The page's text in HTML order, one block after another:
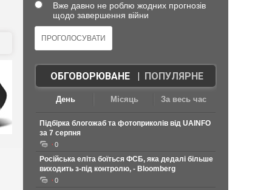
Вже давно не роблю жодних прогнозів
щодо завершення війни
ОБГОВОРЮВАНЕ| ПОПУЛЯРНЕ
День Місяць За весь час
Підбірка блогожаб та фотоприколів від UAINFO
за 7 серпня
0
Російська еліта боїться ФСБ, яка дедалі більше
виходить з-під контролю, - Bloomberg
0